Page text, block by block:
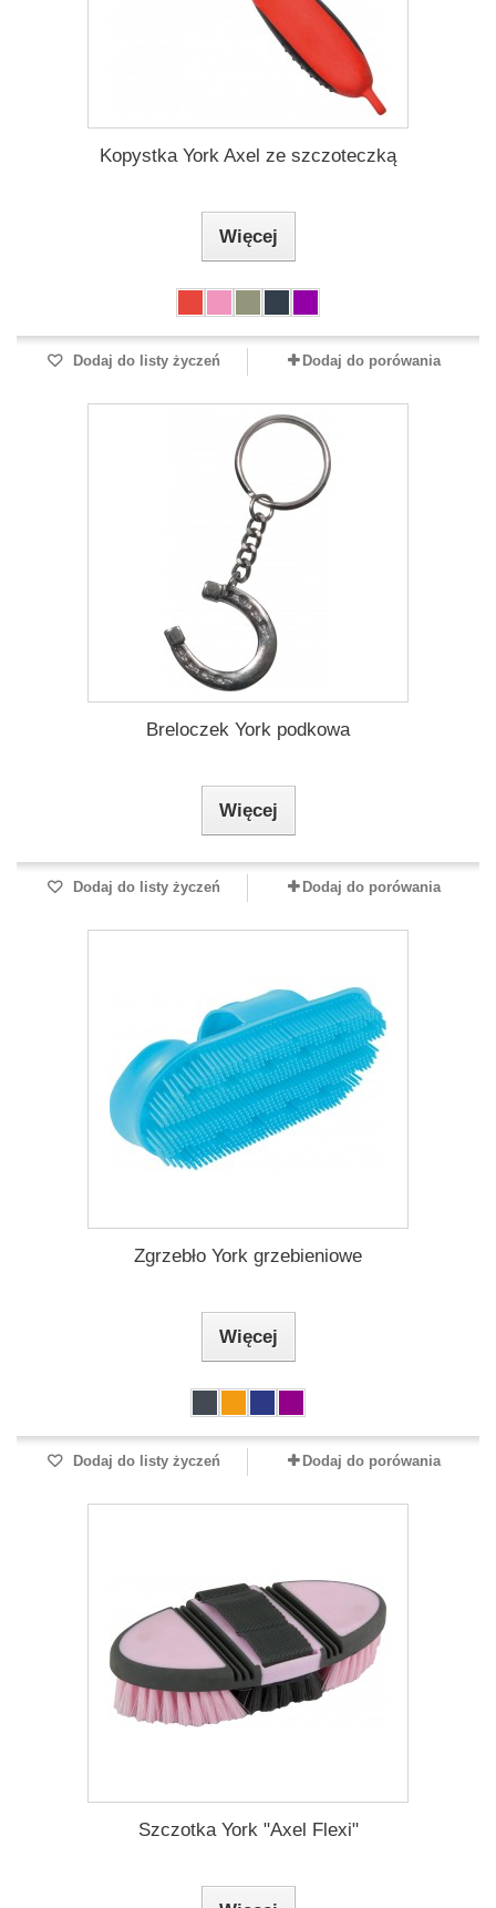
Kopystka York Axel ze szczoteczką
Więcej
Dodaj do listy życzeń Dodaj do porówania
Breloczek York podkowa
Więcej
Dodaj do listy życzeń Dodaj do porówania
Zgrzebło York grzebieniowe
Więcej
Dodaj do listy życzeń Dodaj do porówania
Szczotka York "Axel Flexi"